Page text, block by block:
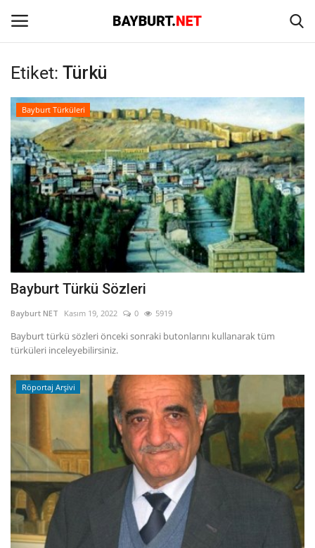
Giriş
Anasayfa
İletişim
Bayburt
Haber
Keşfet
Fotoğraf
Video
Kültür Sanat
Röportaj
Biyografi
Ulaşım
Etiket: Türkü
Bayburt Türküleri
Bayburt Türkü Sözleri
Bayburt NET Kasım 19, 2022 0 5919
Bayburt türkü sözleri önceki sonraki butonlarını kullanarak tüm
türküleri inceleyebilirsiniz.
Röportaj Arşivi